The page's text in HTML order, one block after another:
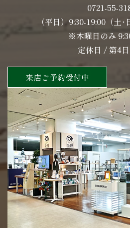
0721-55-
（平日）9:30-19:00（土
※木曜日のみ
定休日 / 第4
来店ご予約受付中